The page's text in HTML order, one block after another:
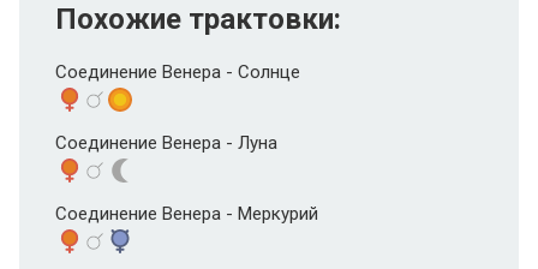
Похожие трактовки:
Соединение Венера - Солнце
Соединение Венера - Луна
Соединение Венера - Меркурий